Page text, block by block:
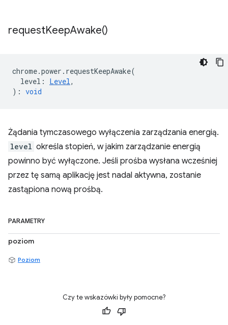
requestKeepAwake()
chrome.power . requestKeepAwake(
level : Level,
) : void
Żądania tymczasowego wyłączenia zarządzania energią.
level określa stopień, w jakim zarządzanie energią
powinno być wyłączone. Jeśli prośba wysłana wcześniej
przez tę samą aplikację jest nadal aktywna, zostanie
zastąpiona nową prośbą.
PARAMETRY
poziom
Poziom
Czy te wskazówki były pomocne?